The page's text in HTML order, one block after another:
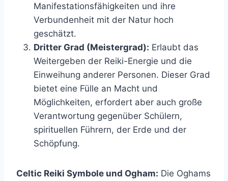
Manifestationsfähigkeiten und ihre
Verbundenheit mit der Natur hoch
geschätzt.
Dritter Grad (Meistergrad): Erlaubt das
Weitergeben der Reiki-Energie und die
Einweihung anderer Personen. Dieser Grad
bietet eine Fülle an Macht und
Möglichkeiten, erfordert aber auch große
Verantwortung gegenüber Schülern,
spirituellen Führern, der Erde und der
Schöpfung.
Celtic Reiki Symbole und Ogham: Die Oghams